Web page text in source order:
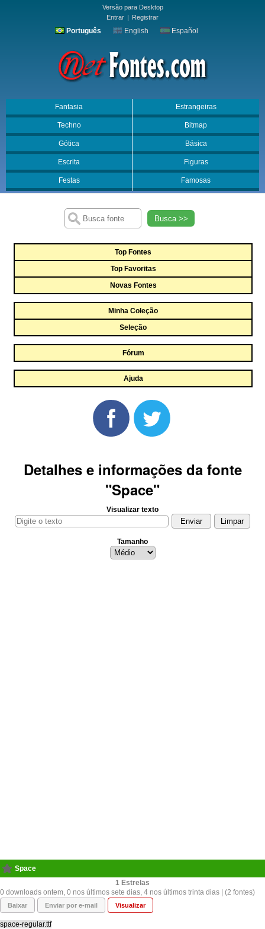
Versão para Desktop
Entrar | Registrar
Português English Español
Fantasia Estrangeiras
Techno Bitmap
Gótica Básica
Escrita Figuras
Festas Famosas
Busca >>
Top Fontes
Top Favoritas
Novas Fontes
Minha Coleção
Seleção
Fórum
Ajuda
Detalhes e informações da fonte
"Space"
Visualizar texto
Tamanho
Space
1
0 downloads ontem, 0 nos últimos sete dias, 4 nos últimos trinta dias | (2 fontes)
Baixar Enviar por e-mail Visualizar
space-regular.ttf